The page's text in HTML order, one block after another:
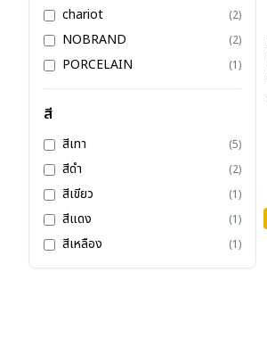
chariot (2)
NOBRAND (2)
PORCELAIN (1)
สี
สีเทา (5)
สีดำ (2)
สีเขียว (1)
สีแดง (1)
สีเหลือง (1)